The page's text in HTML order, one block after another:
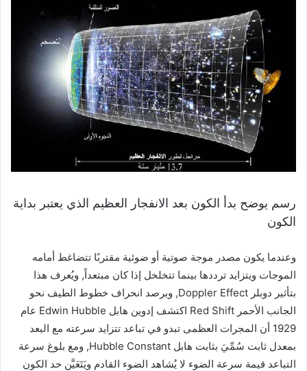
رسم يوضح بدأ الكون بعد الانفجار العظيم الذي يعتبر بداية
الكون
وعندما يكون مصدر موجة صوتية أو ضوئية مقتربًا تتضاغط أمامه
الموجات ويتزايد ترددها بينما تتخلخل إذا كان مبتعداً, ويُعرف هذا
بتأثير دوبلر Doppler Effect, وبرصد انحراف خطوط الطيف نحو
الجانب الأحمر Red Shift اكتشف إدوين هابل Edwin Hubble عام
1929 أن المجرات العظمى تبدو في تباعد تتزايد سرعته مع البعد
بمعدل ثابت سُمِّيَ بثابت هابل Hubble Constant, ومع بلوغ سرعة
التباعد قيمة سرعة الضوء لا يُشاهد الضوء القادم ويَتَعَيَّن حد الكون